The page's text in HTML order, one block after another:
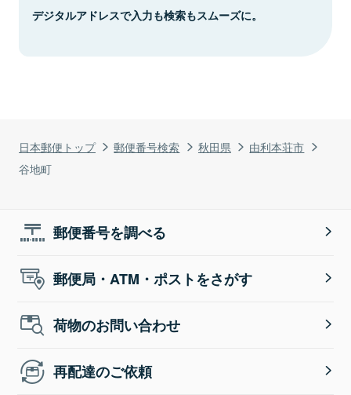
日本郵便トップ 郵便番号検索 秋田県
由利本荘市
谷地町
デジタルアドレスで入力も検索もスムーズに。
郵便番号を調べる
郵便局・ATM・ポストをさがす
荷物のお問い合わせ
再配達のご依頼